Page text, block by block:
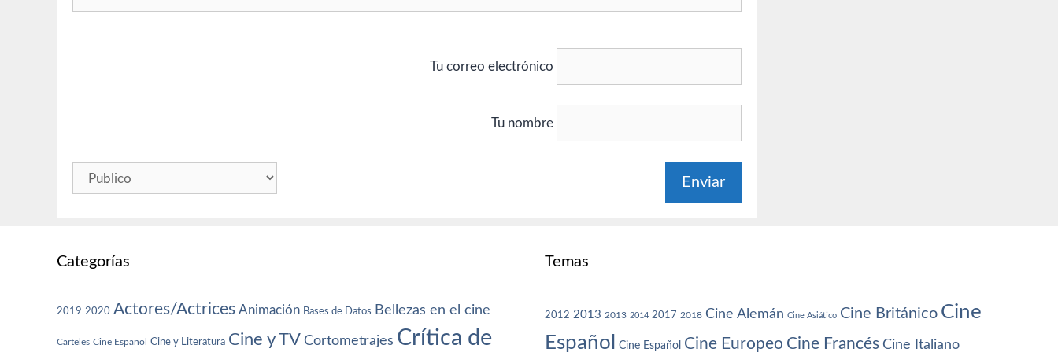
Tu correo electrónico
Tu nombre
Categorías
2019 2020 Actores/Actrices Animación Bases de Datos Bellezas en el cine
Carteles Cine Español Cine y Literatura Cine y TV Cortometrajes Crítica de
Temas
2012 2013 2013 2014 2017 2018 Cine Alemán Cine Asiático Cine Británico Cine
Español
Cine Español Cine Europeo Cine Francés Cine Italiano